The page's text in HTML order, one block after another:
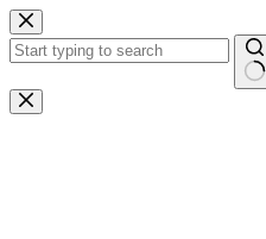
Zum
Inhalt
springen
Keine
Ergebnisse